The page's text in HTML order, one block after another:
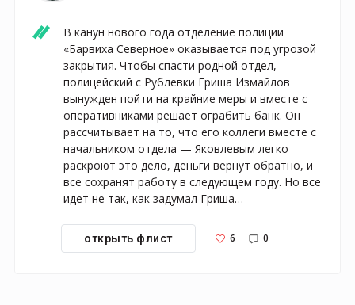
В канун нового года отделение полиции
«Барвиха Северное» оказывается под угрозой
закрытия. Чтобы спасти родной отдел,
полицейский с Рублевки Гриша Измайлов
вынужден пойти на крайние меры и вместе с
оперативниками решает ограбить банк. Он
рассчитывает на то, что его коллеги вместе с
начальником отдела — Яковлевым легко
раскроют это дело, деньги вернут обратно, и
все сохранят работу в следующем году. Но все
идет не так, как задумал Гриша…
открыть флист 6 0